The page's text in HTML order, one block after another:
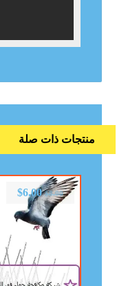
منتجات ذات صلة
$8.00
$6.00